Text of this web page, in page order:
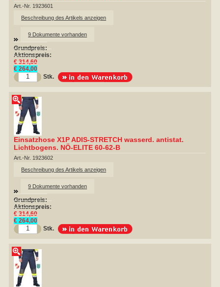
Art.-Nr. 1923601
Beschreibung des Artikels anzeigen
9 Dokumente vorhanden
Grundpreis:
Aktionspreis:
€ 314,60
€ 264,00
Stk.
Einsatzhose X1P ADIS-STRETCH wasserd. antistat.
Lichtbogens. NÖ-ELITE 60-62-B
Art.-Nr. 1923602
Beschreibung des Artikels anzeigen
9 Dokumente vorhanden
Grundpreis:
Aktionspreis:
€ 314,60
€ 264,00
Stk.